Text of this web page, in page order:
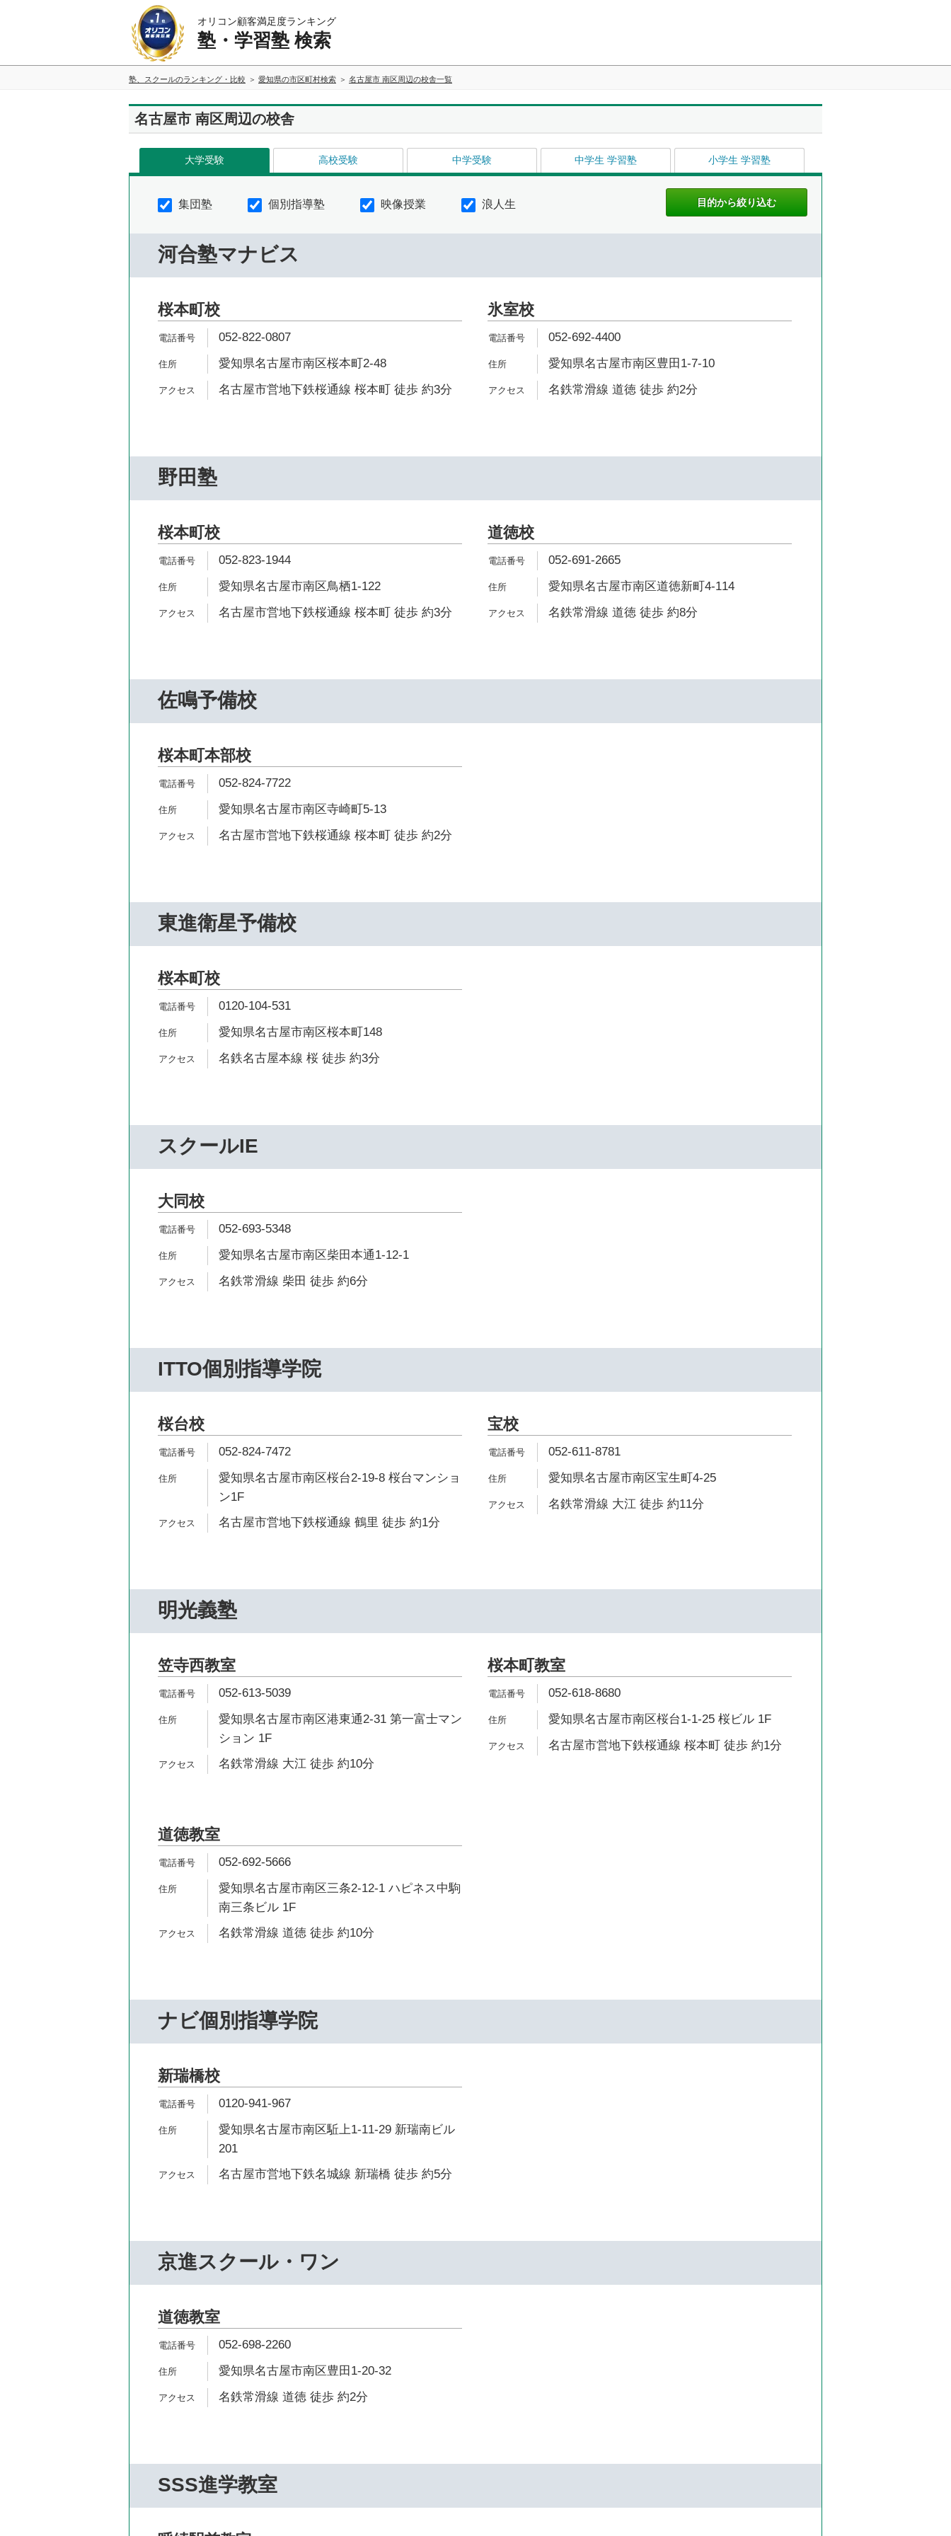
オリコン顧客満足度ランキング
塾・学習塾 検索
塾、スクールのランキング・比較 愛知県の市区町村検索 名古屋市 南区周辺の校舎一覧
名古屋市 南区周辺の校舎
大学受験 高校受験 中学受験 中学生 学習塾 小学生 学習塾
集団塾 個別指導塾 映像授業 浪人生
河合塾マナビス
桜本町校
052-822-0807
愛知県名古屋市南区桜本町2-48
名古屋市営地下鉄桜通線 桜本町 徒歩 約3分
氷室校
052-692-4400
愛知県名古屋市南区豊田1-7-10
名鉄常滑線 道徳 徒歩 約2分
野田塾
桜本町校
052-823-1944
愛知県名古屋市南区鳥栖1-122
名古屋市営地下鉄桜通線 桜本町 徒歩 約3分
道徳校
052-691-2665
愛知県名古屋市南区道徳新町4-114
名鉄常滑線 道徳 徒歩 約8分
佐鳴予備校
桜本町本部校
052-824-7722
愛知県名古屋市南区寺崎町5-13
名古屋市営地下鉄桜通線 桜本町 徒歩 約2分
東進衛星予備校
桜本町校
0120-104-531
愛知県名古屋市南区桜本町148
名鉄名古屋本線 桜 徒歩 約3分
スクールIE
大同校
052-693-5348
愛知県名古屋市南区柴田本通1-12-1
名鉄常滑線 柴田 徒歩 約6分
ITTO個別指導学院
桜台校
052-824-7472
愛知県名古屋市南区桜台2-19-8 桜台マンショ
ン1F
名古屋市営地下鉄桜通線 鶴里 徒歩 約1分
宝校
052-611-8781
愛知県名古屋市南区宝生町4-25
名鉄常滑線 大江 徒歩 約11分
明光義塾
笠寺西教室
052-613-5039
愛知県名古屋市南区港東通2-31 第一富士マン
ション 1F
名鉄常滑線 大江 徒歩 約10分
桜本町教室
052-618-8680
愛知県名古屋市南区桜台1-1-25 桜ビル 1F
名古屋市営地下鉄桜通線 桜本町 徒歩 約1分
道徳教室
052-692-5666
愛知県名古屋市南区三条2-12-1 ハピネス中駒
南三条ビル 1F
名鉄常滑線 道徳 徒歩 約10分
ナビ個別指導学院
新瑞橋校
0120-941-967
愛知県名古屋市南区駈上1-11-29 新瑞南ビル
201
名古屋市営地下鉄名城線 新瑞橋 徒歩 約5分
京進スクール・ワン
道徳教室
052-698-2260
愛知県名古屋市南区豊田1-20-32
名鉄常滑線 道徳 徒歩 約2分
SSS進学教室